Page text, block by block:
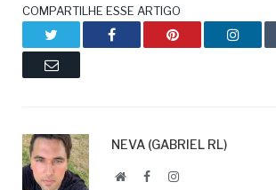
COMPARTILHE ESSE ARTIGO
Facebook Pinterest
Email
NEVA (GABRIEL RL)
WebsiteFacebookLinkedIn